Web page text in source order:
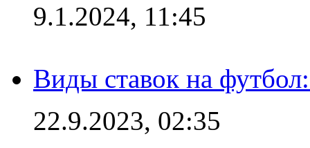
9.1.2024, 11:45
Виды ставок на
22.9.2023, 02:35